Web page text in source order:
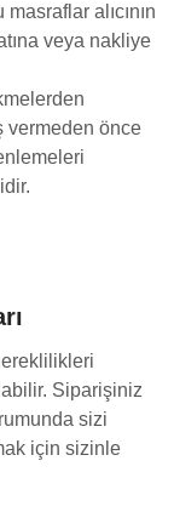
alıcının
veya nakliye
vermeden önce
Siparişiniz
sizi
için sizinle